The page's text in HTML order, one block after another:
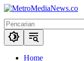
Langsung
konten
Home